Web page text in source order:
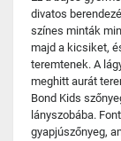
divatos
színes minták
majd a kicsiket,
teremtenek. A
meghitt aurát
Bond Kids
lányszobába.
gyapjúszőnyeg,